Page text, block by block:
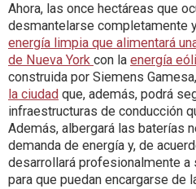
Ahora, las once hectáreas que
desmantelarse completamente
energía limpia que alimentará
de Nueva York con la energía
construida por Siemens
la ciudad que, además, podrá
infraestructuras de conducción
Además, albergará las baterías
demanda de energía y, de
desarrollará profesionalmente a
para que puedan encargarse de